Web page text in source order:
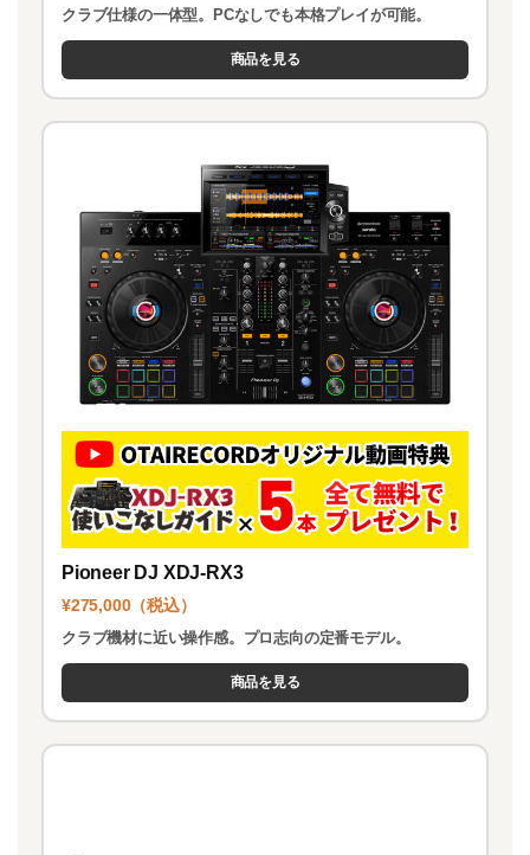
クラブ仕様の一体型。PCなしでも本格プレイが可能。
商品を見る
Pioneer DJ XDJ-RX3
¥275,000（税込）
クラブ機材に近い操作感。プロ志向の定番モデル。
商品を見る